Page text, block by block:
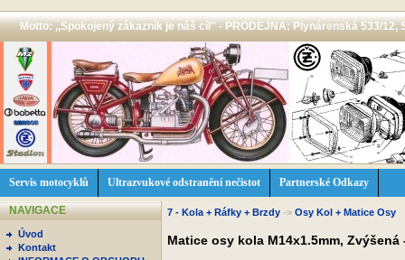
Motto: ,,Spokojený zákazník je náš cíl'' - PRODEJNA: Plynárenská 533/12,
Servis motocyklů Ultrazvukové odstranění nečistot Partnerské Odkazy
NAVIGACE
Úvod
Kontakt
7 - Kola + Ráfky + Brzdy -> Osy Kol + Matice Osy
Matice osy kola M14x1.5mm,